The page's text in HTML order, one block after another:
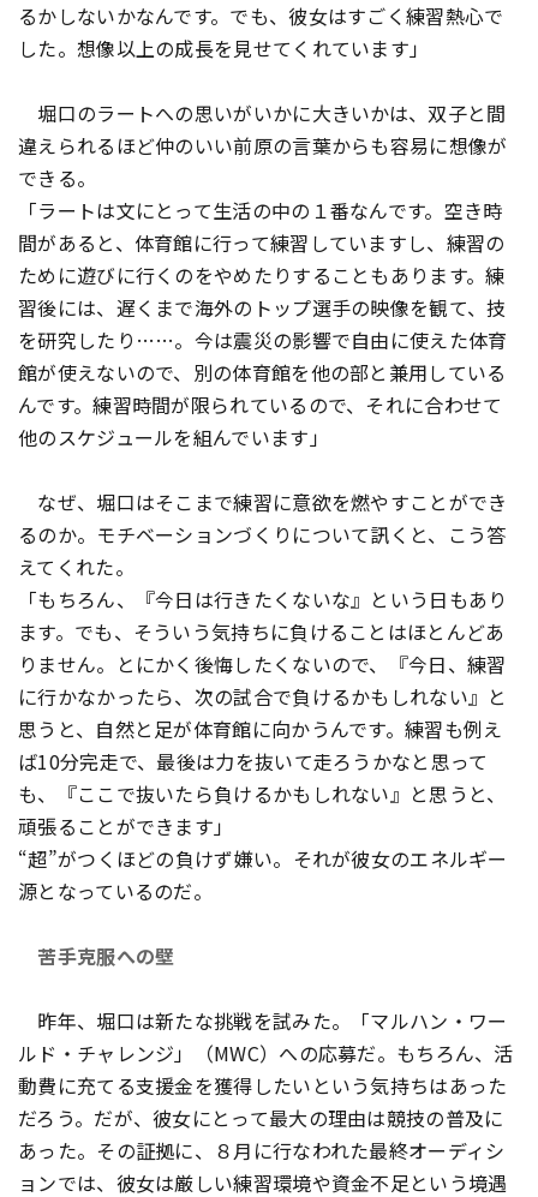
るかしないかなんです。でも、彼女はすごく練習熱心で
した。想像以上の成長を見せてくれています」
堀口のラートへの思いがいかに大きいかは、双子と間
違えられるほど仲のいい前原の言葉からも容易に想像が
できる。
「ラートは文にとって生活の中の１番なんです。空き時
間があると、体育館に行って練習していますし、練習の
ために遊びに行くのをやめたりすることもあります。練
習後には、遅くまで海外のトップ選手の映像を観て、技
を研究したり……。今は震災の影響で自由に使えた体育
館が使えないので、別の体育館を他の部と兼用している
んです。練習時間が限られているので、それに合わせて
他のスケジュールを組んでいます」
なぜ、堀口はそこまで練習に意欲を燃やすことができ
るのか。モチベーションづくりについて訊くと、こう答
えてくれた。
「もちろん、『今日は行きたくないな』という日もあり
ます。でも、そういう気持ちに負けることはほとんどあ
りません。とにかく後悔したくないので、『今日、練習
に行かなかったら、次の試合で負けるかもしれない』と
思うと、自然と足が体育館に向かうんです。練習も例え
ば10分完走で、最後は力を抜いて走ろうかなと思って
も、『ここで抜いたら負けるかもしれない』と思うと、
頑張ることができます」
“超”がつくほどの負けず嫌い。それが彼女のエネルギー
源となっているのだ。
苦手克服への壁
昨年、堀口は新たな挑戦を試みた。「マルハン・ワー
ルド・チャレンジ」（MWC）への応募だ。もちろん、活
動費に充てる支援金を獲得したいという気持ちはあった
だろう。だが、彼女にとって最大の理由は競技の普及に
あった。その証拠に、８月に行なわれた最終オーディシ
ョンでは、彼女は厳しい練習環境や資金不足という境遇